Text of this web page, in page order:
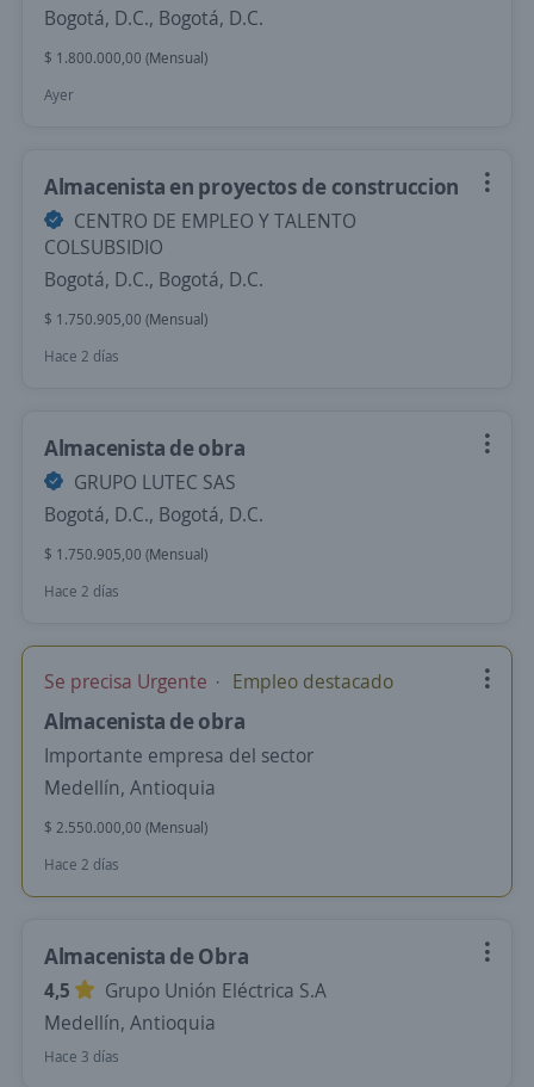
Bogotá, D.C., Bogotá, D.C.
$ 1.800.000,00 (Mensual)
Ayer
Almacenista en proyectos de construccion
CENTRO DE EMPLEO Y TALENTO
COLSUBSIDIO
Bogotá, D.C., Bogotá, D.C.
$ 1.750.905,00 (Mensual)
Hace 2 días
Almacenista de obra
GRUPO LUTEC SAS
Bogotá, D.C., Bogotá, D.C.
$ 1.750.905,00 (Mensual)
Hace 2 días
Se precisa Urgente Empleo destacado
Almacenista de obra
Importante empresa del sector
Medellín, Antioquia
$ 2.550.000,00 (Mensual)
Hace 2 días
Almacenista de Obra
4,5
Grupo Unión Eléctrica S.A
Medellín, Antioquia
Hace 3 días